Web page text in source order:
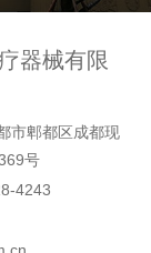
器械有限
市郫都区成都现
号
4243